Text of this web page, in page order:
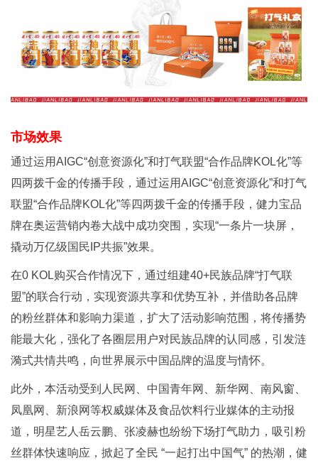
市场效果
通过运用AIGC“创意资源化”和打气联盟“合作品牌KOL化”等
四两拨千金的传播手段，通过运用AIGC“创意资源化”和打气
联盟“合作品牌KOL化”等四两拨千金的传播手段，健力宝品
牌在奥运营销内卷大战中成功突围，实现“一条片一块屏，
撬动万亿级国民IP共振”效果。
在0 KOL购买合作情况下，通过组建40+民族品牌“打气联
盟”的联合行动，实现资源共享和优势互补，并借助各品牌
的粉丝群体和影响力渠道，扩大了活动影响范围，将传播势
能最大化，强化了各圈层用户对民族品牌的认同感，引发涟
漪式共情共鸣，向世界展示中国品牌的温度与情怀。
此外，本活动受到人民网、中国青年网、新华网、南风窗、
凤凰网、新浪网等权威媒体及食品饮料行业媒体的主动报
道，明星艺人岳云鹏、张凌赫也纷纷下场打气助力，吸引粉
丝群体快速响应，掀起了全民 “一起打出中国气” 的热潮，健